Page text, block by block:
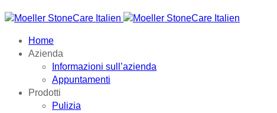
Home
Azienda
Informazioni sull’azienda
Appuntamenti
Prodotti
Pulizia